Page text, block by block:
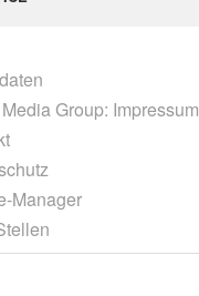
Group: Impressum
Manager